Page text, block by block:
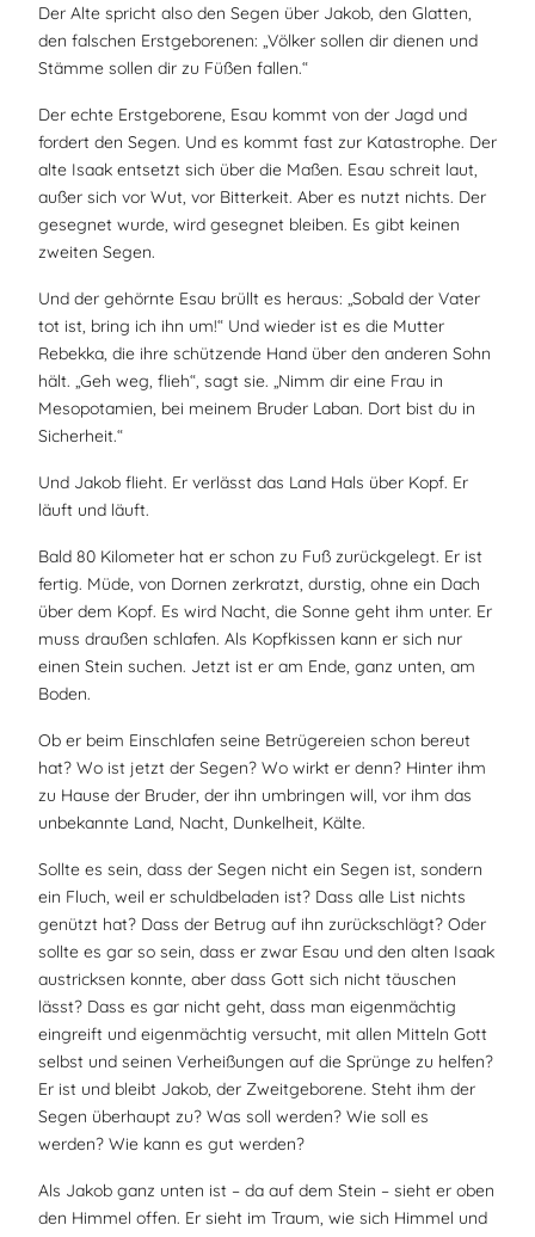
Der Alte spricht also den Segen über Jakob, den Glatten,
den falschen Erstgeborenen: „Völker sollen dir dienen und
Stämme sollen dir zu Füßen fallen.“
Der echte Erstgeborene, Esau kommt von der Jagd und
fordert den Segen. Und es kommt fast zur Katastrophe. Der
alte Isaak entsetzt sich über die Maßen. Esau schreit laut,
außer sich vor Wut, vor Bitterkeit. Aber es nutzt nichts. Der
gesegnet wurde, wird gesegnet bleiben. Es gibt keinen
zweiten Segen.
Und der gehörnte Esau brüllt es heraus: „Sobald der Vater
tot ist, bring ich ihn um!“ Und wieder ist es die Mutter
Rebekka, die ihre schützende Hand über den anderen Sohn
hält. „Geh weg, flieh“, sagt sie. „Nimm dir eine Frau in
Mesopotamien, bei meinem Bruder Laban. Dort bist du in
Sicherheit.“
Und Jakob flieht. Er verlässt das Land Hals über Kopf. Er
läuft und läuft.
Bald 80 Kilometer hat er schon zu Fuß zurückgelegt. Er ist
fertig. Müde, von Dornen zerkratzt, durstig, ohne ein Dach
über dem Kopf. Es wird Nacht, die Sonne geht ihm unter. Er
muss draußen schlafen. Als Kopfkissen kann er sich nur
einen Stein suchen. Jetzt ist er am Ende, ganz unten, am
Boden.
Ob er beim Einschlafen seine Betrügereien schon bereut
hat? Wo ist jetzt der Segen? Wo wirkt er denn? Hinter ihm
zu Hause der Bruder, der ihn umbringen will, vor ihm das
unbekannte Land, Nacht, Dunkelheit, Kälte.
Sollte es sein, dass der Segen nicht ein Segen ist, sondern
ein Fluch, weil er schuldbeladen ist? Dass alle List nichts
genützt hat? Dass der Betrug auf ihn zurückschlägt? Oder
sollte es gar so sein, dass er zwar Esau und den alten Isaak
austricksen konnte, aber dass Gott sich nicht täuschen
lässt? Dass es gar nicht geht, dass man eigenmächtig
eingreift und eigenmächtig versucht, mit allen Mitteln Gott
selbst und seinen Verheißungen auf die Sprünge zu helfen?
Er ist und bleibt Jakob, der Zweitgeborene. Steht ihm der
Segen überhaupt zu? Was soll werden? Wie soll es
werden? Wie kann es gut werden?
Als Jakob ganz unten ist – da auf dem Stein – sieht er oben
den Himmel offen. Er sieht im Traum, wie sich Himmel und